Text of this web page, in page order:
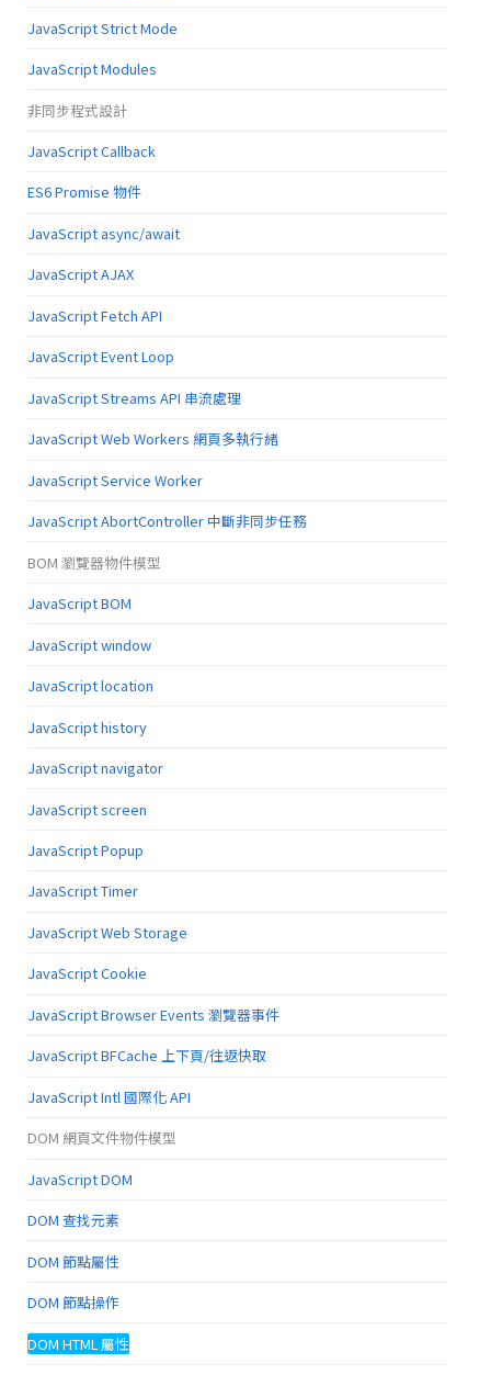
JavaScript Strict Mode
JavaScript Modules
非同步程式設計
JavaScript Callback
ES6 Promise 物件
JavaScript async/await
JavaScript AJAX
JavaScript Fetch API
JavaScript Event Loop
JavaScript Streams API 串流處理
JavaScript Web Workers 網頁多執行緒
JavaScript Service Worker
JavaScript AbortController 中斷非同步任務
BOM 瀏覽器物件模型
JavaScript BOM
JavaScript window
JavaScript location
JavaScript history
JavaScript navigator
JavaScript screen
JavaScript Popup
JavaScript Timer
JavaScript Web Storage
JavaScript Cookie
JavaScript Browser Events 瀏覽器事件
JavaScript BFCache 上下頁/往返快取
JavaScript Intl 國際化 API
DOM 網頁文件物件模型
JavaScript DOM
DOM 查找元素
DOM 節點屬性
DOM 節點操作
DOM HTML 屬性